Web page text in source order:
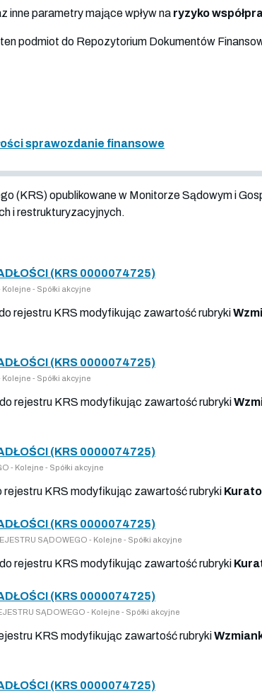
inne parametry mające wpływ na ryzyko
podmiot do Repozytorium Dokumentów
sprawozdanie finansowe
(KRS) opublikowane w Monitorze Sądowym i
i restrukturyzacyjnych.
(KRS 0000074725)
- Spółki akcyjne
rejestru KRS modyfikując zawartość rubryki
(KRS 0000074725)
- Spółki akcyjne
rejestru KRS modyfikując zawartość rubryki
(KRS 0000074725)
- Kolejne - Spółki akcyjne
rejestru KRS modyfikując zawartość rubryki
(KRS 0000074725)
SĄDOWEGO - Kolejne - Spółki akcyjne
rejestru KRS modyfikując zawartość rubryki
(KRS 0000074725)
SĄDOWEGO - Kolejne - Spółki akcyjne
KRS modyfikując zawartość rubryki
(KRS 0000074725)